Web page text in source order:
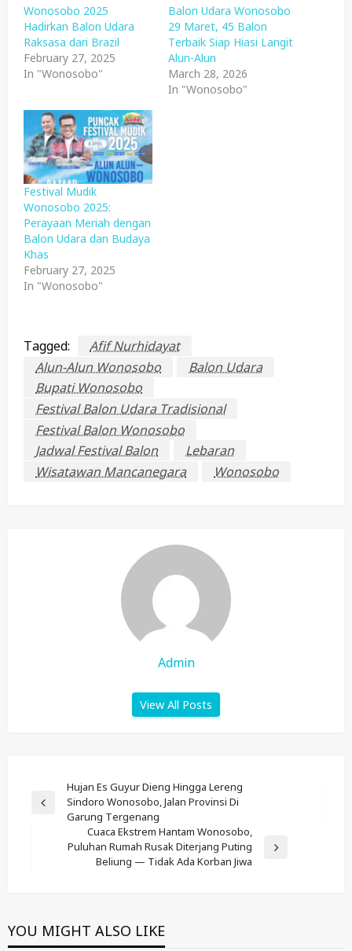
Wonosobo 2025
Hadirkan Balon Udara
Raksasa dari Brazil
February 27, 2025
In "Wonosobo"
Balon Udara Wonosobo
29 Maret, 45 Balon
Terbaik Siap Hiasi Langit
Alun-Alun
March 28, 2026
In "Wonosobo"
Festival Mudik
Wonosobo 2025:
Perayaan Meriah dengan
Balon Udara dan Budaya
Khas
February 27, 2025
In "Wonosobo"
Tagged:
Afif Nurhidayat
Alun-Alun Wonosobo
Balon Udara
Bupati Wonosobo
Festival Balon Udara Tradisional
Festival Balon Wonosobo
Jadwal Festival Balon
Lebaran
Wisatawan Mancanegara
Wonosobo
Admin
View All Posts
Navigation
Previous
Hujan Es Guyur Dieng Hingga Lereng
Sindoro Wonosobo, Jalan Provinsi Di
Garung Tergenang
Next
Cuaca Ekstrem Hantam Wonosobo,
Puluhan Rumah Rusak Diterjang Puting
Beliung — Tidak Ada Korban Jiwa
YOU MIGHT ALSO LIKE